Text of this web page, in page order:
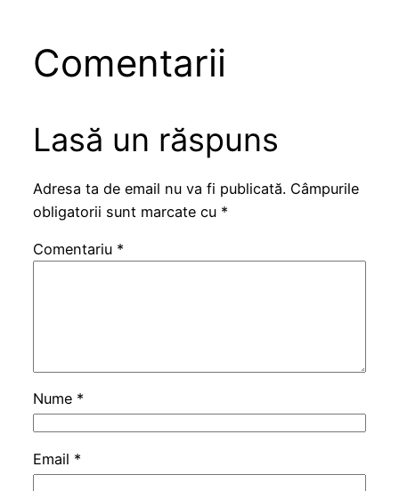
Comentarii
Lasă un răspuns
Adresa ta de email nu va fi publicată. Câmpurile
obligatorii sunt marcate cu *
Comentariu *
Nume *
Email *